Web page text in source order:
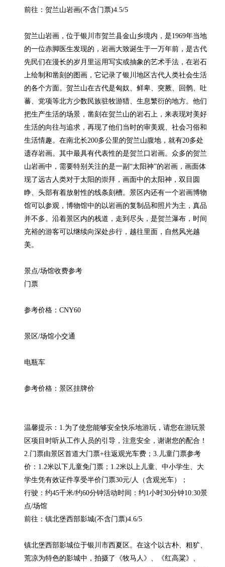
前往：贺兰山岩画(不含门票)4.5/5
贺兰山岩画，位于银川市贺兰县金山乡境内，是1969年当地
的一位赤脚医生发现的，岩画大致诞生于一万年前，是古代
先民们在漫长的岁月里运用写实或抽象的艺术手法，在岩石
上绘制和凿刻的图画，它记录了银川地区古代人类社会生活
的各个方面。贺兰山在古代是匈奴、鲜卑、突厥、回鹘、吐
蕃、党项等北方少数民族驻牧游猎、生息繁衍的地方。他们
把生产生活的场景，凿刻在贺兰山的岩石上，来表现对美好
生活的向往与追求，再现了他们当时的审美观、社会习俗和
生活情趣。在南北长200多公里的贺兰山腹地，就有20多处
遗存岩画。其中最具有代表性的是贺兰口岩画。众多的贺兰
山岩画中，需要特别关注的是一副“太阳神”的岩画，画面体
现了远古人类对于太阳的崇拜，画面中的太阳神，双目圆
睁、头部有着放射性的线条刻槽。景区内还有一个岩画博物
馆可以参观，博物馆中的以岩画的复制品和照片为主，真品
并不多。沿着景区内的栈道，走到尽头，是贺兰瀑布，时间
充裕的游客可以继续向深处步行，越往里面，自然风光越
美。
景点/场馆收费参考
门票
参考价格：CNY60
景区/场馆小交通
电瓶车
参考价格：景区挂牌价
温馨提示：1.为了使您能够安全快乐地游玩，请您在游玩景
区项目时听从工作人员的引导，注意安全，谢谢您的配合！
2.门票由景区首道大门票+往返观光车费；3.儿童门票参考
价：1.2米以下儿童免门票；1.2米以上儿童、中小学生、大
学生凭有效证件享受半价门票30元/人（含观光车）；
行驶：约45千米/约60分钟活动时间：约1小时30分钟10:30景
点/场馆
前往：镇北堡西部影城(不含门票)4.6/5
镇北堡西部影城位于银川市西夏区。在这个以古朴、粗犷、
荒凉为特色的影城中，拍摄了《牧马人》、《红高粱》、